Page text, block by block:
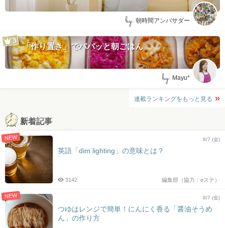
by: 朝時間アンバサダー
「作り置き」でパパッと朝ごはん
by: Mayu*
連載ランキングをもっと見る
新着記事
NEW 8/7 (金)
英語「dim lighting」の意味とは？
編集部（協力：eステ）
3142
NEW 8/7 (金)
つゆはレンジで簡単！にんにく香る「醤油そうめ
ん」の作り方